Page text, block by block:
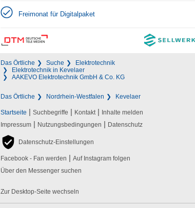
Freimonat für Digitalpaket
Das Örtliche Suche
Elektrotechnik
Elektrotechnik in Kevelaer
AAKEVO Elektrotechnik GmbH & Co. KG
Das Örtliche Nordrhein-Westfalen Kevelaer
Startseite | Suchbegriffe | Kontakt | Inhalte melden
Impressum | Nutzungsbedingungen | Datenschutz
Datenschutz-Einstellungen
Facebook - Fan werden | Auf Instagram folgen
Über den Messenger suchen
Zur Desktop-Seite wechseln